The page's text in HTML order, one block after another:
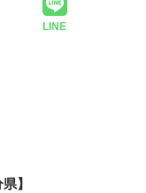
LINE
】